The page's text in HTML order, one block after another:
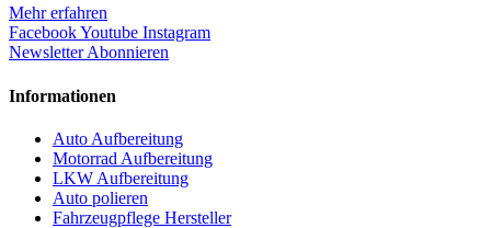
Mehr erfahren
FacebookYoutube Instagram
Newsletter Abonnieren
Informationen
Auto Aufbereitung
Motorrad Aufbereitung
LKW Aufbereitung
Auto polieren
Fahrzeugpflege Hersteller